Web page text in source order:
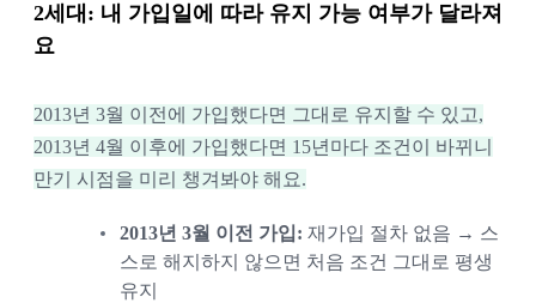
2세대: 내 가입일에 따라 유지 가능 여부가 달라져
요
2013년 3월 이전에 가입했다면 그대로 유지할 수 있고,
2013년 4월 이후에 가입했다면 15년마다 조건이 바뀌니
만기 시점을 미리 챙겨봐야 해요.
2013년 3월 이전 가입: 재가입 절차 없음 → 스
스로 해지하지 않으면 처음 조건 그대로 평생
유지